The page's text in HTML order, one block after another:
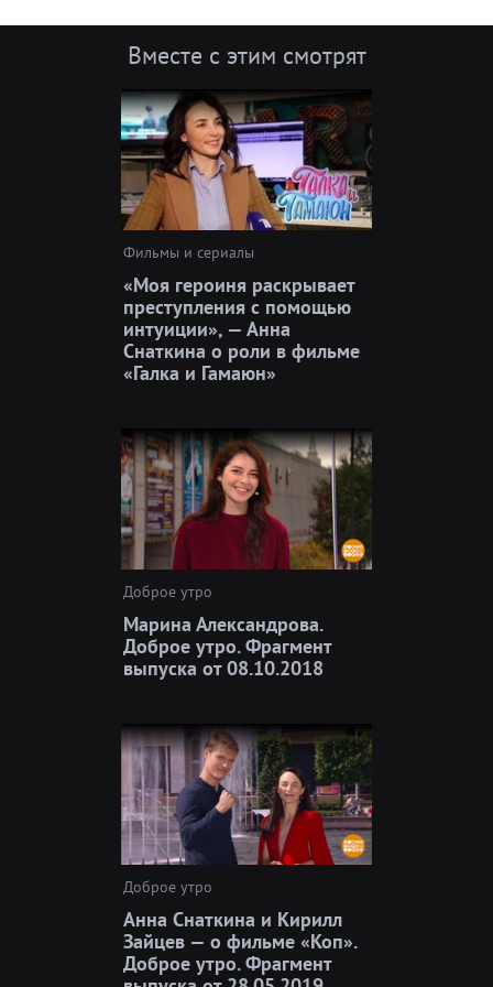
Вместе с этим смотрят
Фильмы и сериалы
«Моя героиня раскрывает
преступления с помощью
интуиции», — Анна
Снаткина о роли в фильме
«Галка и Гамаюн»
Доброе утро
Марина Александрова.
Доброе утро. Фрагмент
выпуска от 08.10.2018
Доброе утро
Анна Снаткина и Кирилл
Зайцев — о фильме «Коп».
Доброе утро. Фрагмент